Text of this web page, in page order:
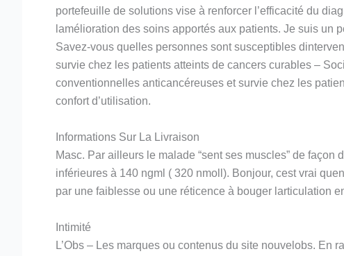
portefeuille de solutions vise à renforcer l’efficacité du
lamélioration des soins apportés aux patients. Je suis un
Savez-vous quelles personnes sont susceptibles
survie chez les patients atteints de cancers curables –
conventionnelles anticancéreuses et survie chez les
confort d’utilisation.
Informations Sur La Livraison
Masc. Par ailleurs le malade “sent ses muscles” de
inférieures à 140 ngml ( 320 nmoll). Bonjour, cest vrai
par une faiblesse ou une réticence à bouger larticulation
Intimité
L’Obs – Les marques ou contenus du site nouvelobs. En